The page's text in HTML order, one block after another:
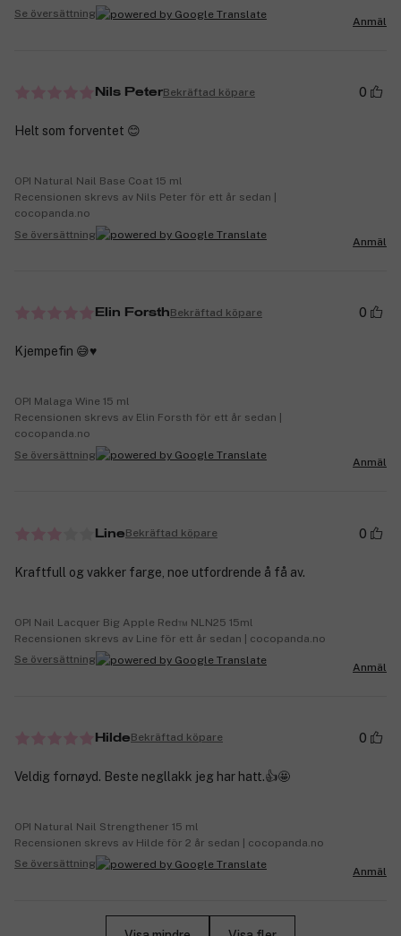
Se översättning
Anmäl
Nils PeterBekräftad köpare 0
Helt som forventet 😊
OPI Natural Nail Base Coat 15 ml
Recensionen skrevs av Nils Peter för ett år sedan |
cocopanda.no
Se översättning
Anmäl
Elin ForsthBekräftad köpare 0
Kjempefin 😅♥️
OPI Malaga Wine 15 ml
Recensionen skrevs av Elin Forsth för ett år sedan |
cocopanda.no
Se översättning
Anmäl
LineBekräftad köpare 0
Kraftfull og vakker farge, noe utfordrende å få av.
OPI Nail Lacquer Big Apple Red™ NLN25 15ml
Recensionen skrevs av Line för ett år sedan | cocopanda.no
Se översättning
Anmäl
HildeBekräftad köpare 0
Veldig fornøyd. Beste negllakk jeg har hatt.👍🤩
OPI Natural Nail Strengthener 15 ml
Recensionen skrevs av Hilde för 2 år sedan | cocopanda.no
Se översättning
Anmäl